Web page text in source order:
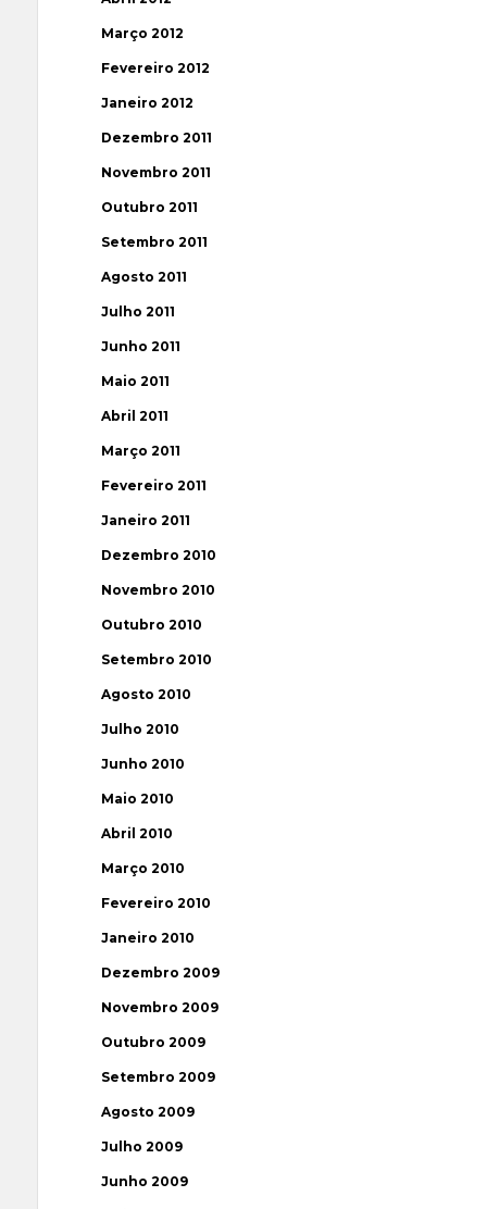
Março 2012
Fevereiro 2012
Janeiro 2012
Dezembro 2011
Novembro 2011
Outubro 2011
Setembro 2011
Agosto 2011
Julho 2011
Junho 2011
Maio 2011
Abril 2011
Março 2011
Fevereiro 2011
Janeiro 2011
Dezembro 2010
Novembro 2010
Outubro 2010
Setembro 2010
Agosto 2010
Julho 2010
Junho 2010
Maio 2010
Abril 2010
Março 2010
Fevereiro 2010
Janeiro 2010
Dezembro 2009
Novembro 2009
Outubro 2009
Setembro 2009
Agosto 2009
Julho 2009
Junho 2009